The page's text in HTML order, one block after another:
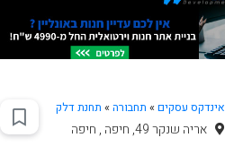
אינדקס עסקים » תחבורה» תחנת דלק
אריה שנקר 49, חיפה , חיפה